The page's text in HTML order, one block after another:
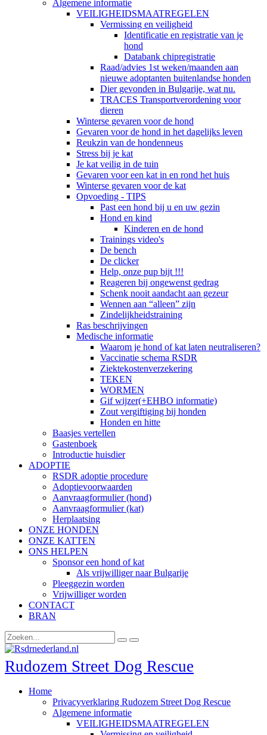
Algemene informatie
VEILIGHEIDSMAATREGELEN
Vermissing en veiligheid
Identificatie en registratie van je
hond
Databank chipregistratie
Raad/advies 1st weken/maanden aan
nieuwe adoptanten buitenlandse honden
Dier gevonden in Bulgarije, wat nu.
TRACES Transportverordening voor
dieren
Winterse gevaren voor de hond
Gevaren voor de hond in het dagelijks leven
Reukzin van de hondenneus
Stress bij je kat
Je kat veilig in de tuin
Gevaren voor een kat in en rond het huis
Winterse gevaren voor de kat
Opvoeding - TIPS
Past een hond bij u en uw gezin
Hond en kind
Kinderen en de hond
Trainings video's
De bench
De clicker
Help, onze pup bijt !!!
Reageren bij ongewenst gedrag
Schenk nooit aandacht aan gezeur
Wennen aan “alleen” zijn
Zindelijkheidstraining
Ras beschrijvingen
Medische informatie
Waarom je hond of kat laten neutraliseren?
Vaccinatie schema RSDR
Ziektekostenverzekering
TEKEN
WORMEN
Gif wijzer(+EHBO informatie)
Zout vergiftiging bij honden
Honden en hitte
Baasjes vertellen
Gastenboek
Introductie huisdier
ADOPTIE
RSDR adoptie procedure
Adoptievoorwaarden
Aanvraagformulier (hond)
Aanvraagformulier (kat)
Herplaatsing
ONZE HONDEN
ONZE KATTEN
ONS HELPEN
Sponsor een hond of kat
Als vrijwilliger naar Bulgarije
Pleeggezin worden
Vrijwilliger worden
CONTACT
BRAN
Rudozem Street Dog Rescue
Home
Privacyverklaring Rudozem Street Dog Rescue
Algemene informatie
VEILIGHEIDSMAATREGELEN